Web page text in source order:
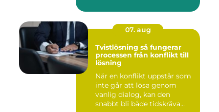
07. aug
Tvistlösning så fungerar
processen från konflikt till
lösning
När en konflikt uppstår som
inte går att lösa genom
vanlig dialog, kan den
snabbt bli både tidskräva...